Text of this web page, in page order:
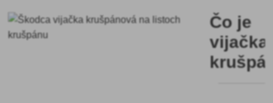
Čo je
vijačka